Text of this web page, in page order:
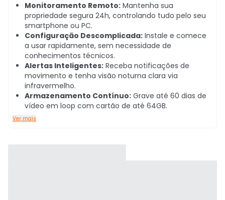
Monitoramento Remoto: Mantenha sua
propriedade segura 24h, controlando tudo pelo seu
smartphone ou PC.
Configuração Descomplicada: Instale e comece
a usar rapidamente, sem necessidade de
conhecimentos técnicos.
Alertas Inteligentes: Receba notificações de
movimento e tenha visão noturna clara via
infravermelho.
Armazenamento Contínuo: Grave até 60 dias de
vídeo em loop com cartão de até 64GB.
Ver mais